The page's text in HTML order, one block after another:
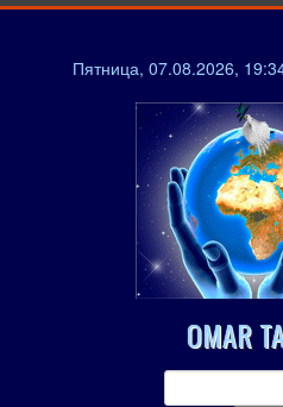
Пятница, 07.08.2026,
OMAR